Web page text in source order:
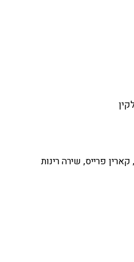
פרייס, שירה רינות